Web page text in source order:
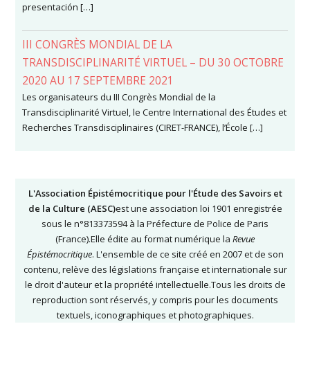
presentación […]
III CONGRÈS MONDIAL DE LA
TRANSDISCIPLINARITÉ VIRTUEL – DU 30 OCTOBRE
2020 AU 17 SEPTEMBRE 2021
Les organisateurs du III Congrès Mondial de la
Transdisciplinarité Virtuel, le Centre International des Études et
Recherches Transdisciplinaires (CIRET-FRANCE), l’École […]
L'Association Épistémocritique pour l'Étude des Savoirs et
de la Culture (AESC)est une association loi 1901 enregistrée
sous le n°813373594 à la Préfecture de Police de Paris
(France).Elle édite au format numérique la Revue
Épistémocritique. L'ensemble de ce site créé en 2007 et de son
contenu, relève des législations française et internationale sur
le droit d'auteur et la propriété intellectuelle.Tous les droits de
reproduction sont réservés, y compris pour les documents
textuels, iconographiques et photographiques.